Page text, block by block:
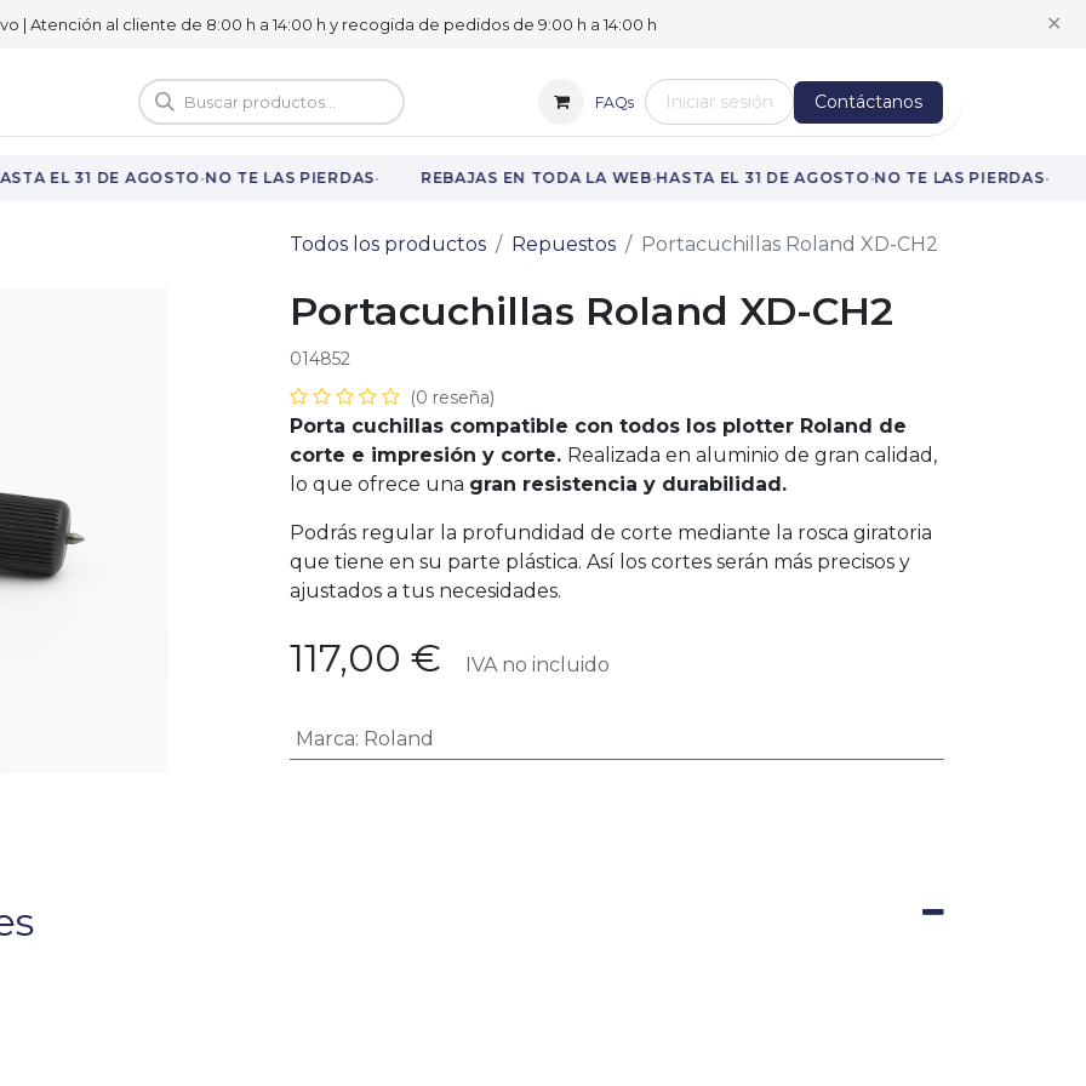
| Atención al cliente de 8:00 h a 14:00 h y recogida de pedidos de 9:00 h a 14:00 h ✕
Vuelta al cole FAQs Iniciar sesión Contáctanos
EL 31 DE AGOSTO·NO TE LAS PIERDAS· REBAJAS EN TODA LA WEB·HASTA EL 31 DE AGOSTO·NO TE LAS PIERDAS·
Todos los productos Repuestos Portacuchillas Roland XD-CH2
Portacuchillas Roland XD-CH2
014852
(0 reseña)
Porta cuchillas compatible con todos los plotter Roland de
corte e impresión y corte. Realizada en aluminio de gran calidad,
lo que ofrece una gran resistencia y durabilidad.
Podrás regular la profundidad de corte mediante la rosca giratoria
que tiene en su parte plástica. Así los cortes serán más precisos y
ajustados a tus necesidades.
117,00 € IVA no incluido
Marca: Roland